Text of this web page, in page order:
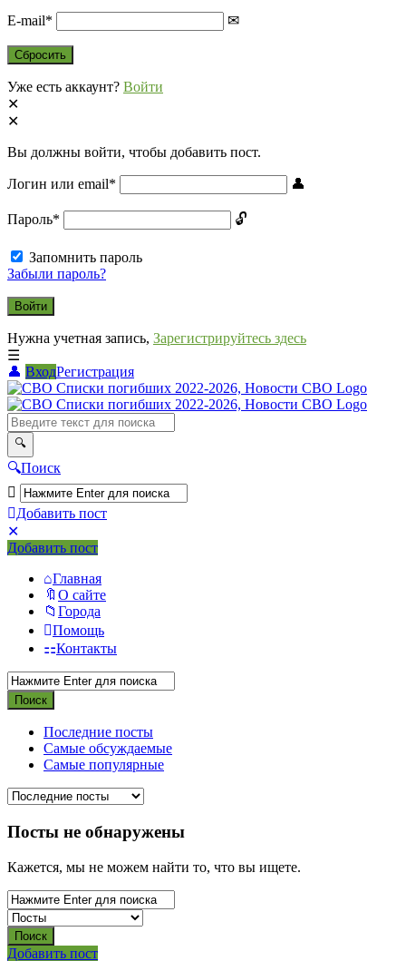
E-mail*
Уже есть аккаунт? Войти
Вы должны войти, чтобы добавить пост.
Логин или email*
Пароль*
Запомнить пароль
Забыли пароль?
Нужна учетная запись, Зарегистрируйтесь здесь
ВходРегистрация
СВО
Списки
погибших
2022-
2026,
Новости
СВО
Поиск
Добавить пост
Мобильное
меню
Добавить пост
Главная
О сайте
Города
Помощь
Контакты
Последние посты
Самые обсуждаемые
Самые популярные
Посты не обнаружены
Кажется, мы не можем найти то, что вы ищете.
Боковая
Добавить пост